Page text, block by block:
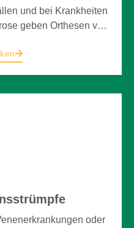
und bei Krankheiten
geben Orthesen von
Bewegungen,
oder